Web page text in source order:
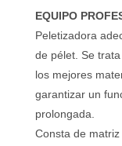
EQUIPO
Peletizadora
de pélet. Se
los mejores
garantizar un
prolongada.
Consta de